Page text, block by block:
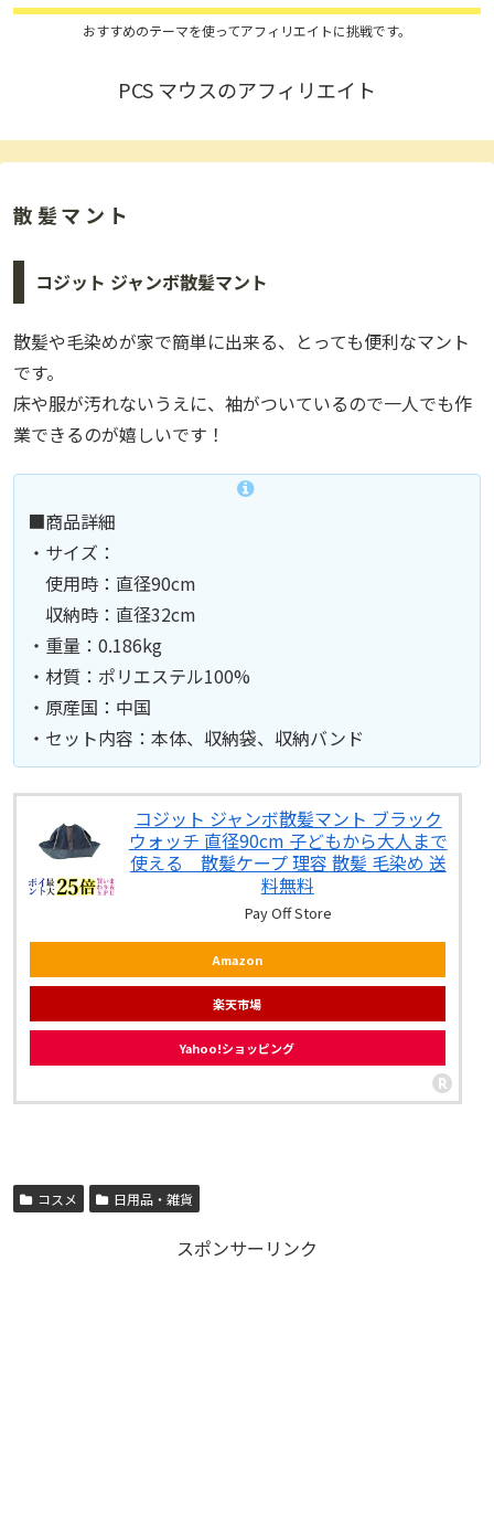
おすすめのテーマを使ってアフィリエイトに挑戦です。
PCS マウスのアフィリエイト
散髪マント
コジット ジャンボ散髪マント
散髪や毛染めが家で簡単に出来る、とっても便利なマント
です。
床や服が汚れないうえに、袖がついているので一人でも作
業できるのが嬉しいです！
■商品詳細
・サイズ：
使用時：直径90cm
収納時：直径32cm
・重量：0.186kg
・材質：ポリエステル100%
・原産国：中国
・セット内容：本体、収納袋、収納バンド
コジット ジャンボ散髪マント ブラック
ウォッチ 直径90cm 子どもから大人まで
使える 散髪ケープ 理容 散髪 毛染め 送
料無料
Pay Off Store
Amazon
楽天市場
Yahoo!ショッピング
コスメ 日用品・雑貨
スポンサーリンク